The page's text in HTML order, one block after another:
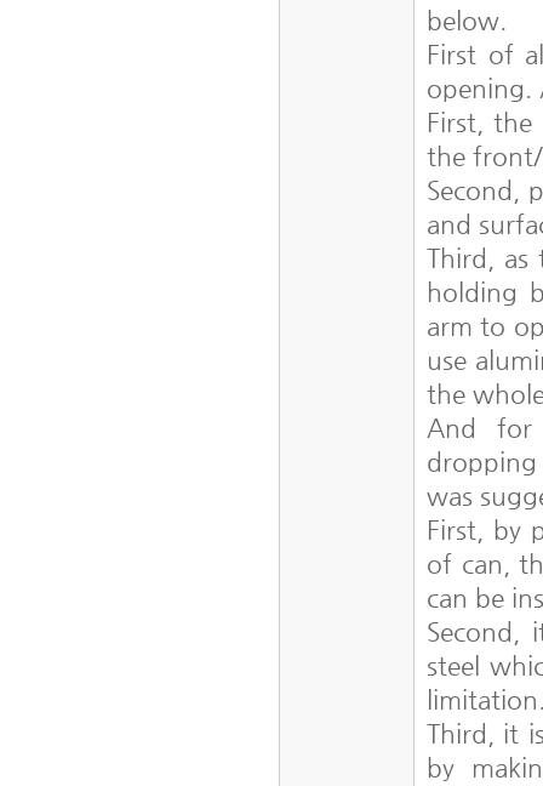
below.
First of
opening.
First,
the
Second,
and
Third,
holding
arm to
use
the
And for
was
First, by
of can,
can be
Second,
steel
Third, it
by